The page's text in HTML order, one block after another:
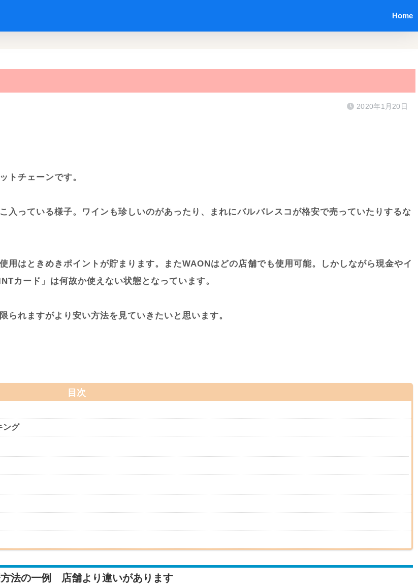
Home
2020年1月20日
トチェーンです。
入っている様子。ワインも珍しいのがあったり、まれにバルバレスコが格安で売っていたりするな
用はときめきポイントが貯まります。またWAONはどの店舗でも使用可能。しかしながら現金やイ
カード」は何故か使えない状態となっています。
れますがより安い方法を見ていきたいと思います。
目次
ング
法の一例 店舗より違いがあります